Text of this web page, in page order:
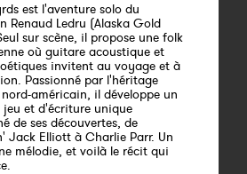
est l'aventure solo du
Renaud Ledru (Alaska Gold
sur scène, il propose une folk
où guitare acoustique et
invitent au voyage et à
Passionné par l'héritage
américain, il développe un
jeu et d'écriture unique
de ses découvertes, de
Jack Elliott à Charlie Parr. Un
mélodie, et voilà le récit qui